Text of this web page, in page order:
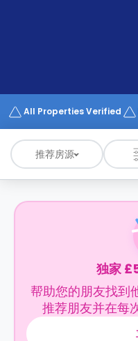
Works
All Properties Verified
推荐房源
独家
帮助您的朋友找到
推荐朋友并在每